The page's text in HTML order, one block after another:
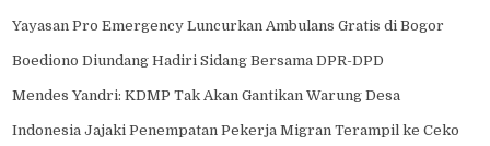
Yayasan Pro Emergency Luncurkan Ambulans Gratis di Bogor
Boediono Diundang Hadiri Sidang Bersama DPR-DPD
Mendes Yandri: KDMP Tak Akan Gantikan Warung Desa
Indonesia Jajaki Penempatan Pekerja Migran Terampil ke Ceko